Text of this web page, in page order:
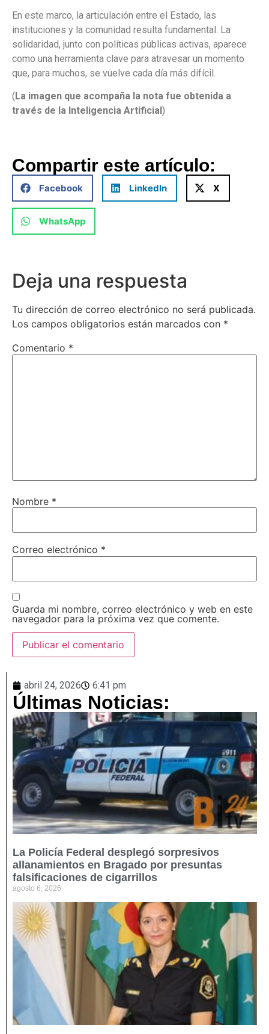
En este marco, la articulación entre el Estado, las
instituciones y la comunidad resulta fundamental. La
solidaridad, junto con políticas públicas activas, aparece
como una herramienta clave para atravesar un momento
que, para muchos, se vuelve cada día más difícil.
(La imagen que acompaña la nota fue obtenida a
través de la Inteligencia Artificial)
Compartir este artículo:
Facebook LinkedIn X
WhatsApp
Deja una respuesta
Tu dirección de correo electrónico no será publicada.
Los campos obligatorios están marcados con *
Comentario *
Nombre *
Correo electrónico *
Guarda mi nombre, correo electrónico y web en este
navegador para la próxima vez que comente.
abril 24, 2026 6:41 pm
Últimas Noticias:
La Policía Federal desplegó sorpresivos
allanamientos en Bragado por presuntas
falsificaciones de cigarrillos
agosto 6, 2026